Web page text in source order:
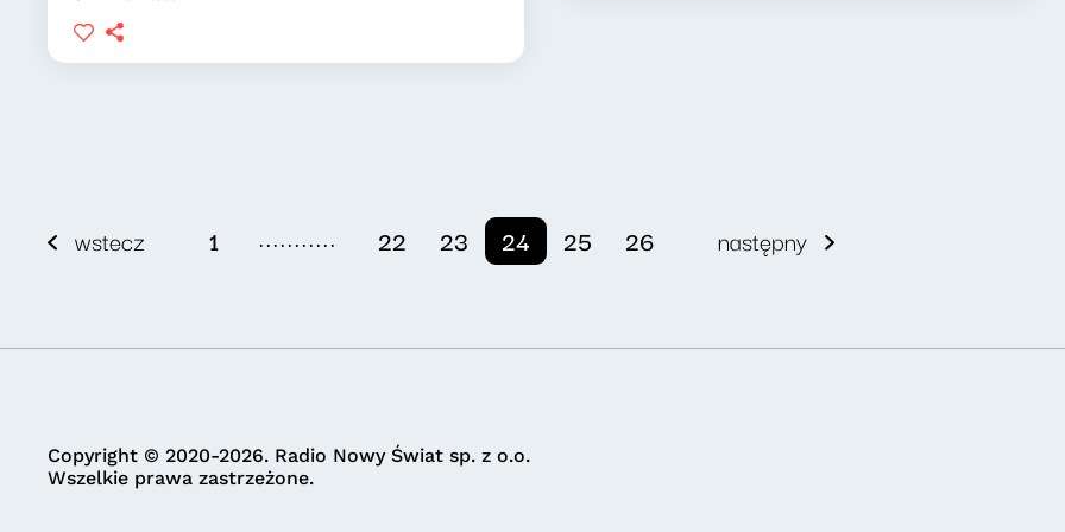
wstecz 1 ........... 22 23 24 25 26 następny
Copyright © 2020-2026. Radio Nowy Świat sp. z o.o.
Wszelkie prawa zastrzeżone.